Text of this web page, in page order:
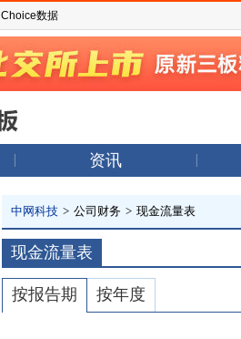
Choice数据
资讯
中网科技 > 公司财务 > 现金流量表
现金流量表
按报告期 按年度